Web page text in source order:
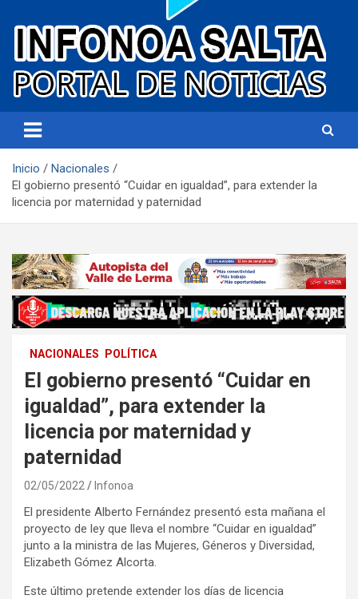
Infonoa Salta
Inicio
Nacionales
El gobierno presentó “Cuidar en igualdad”, para extender la
licencia por maternidad y paternidad
NACIONALES POLÍTICA
El gobierno presentó “Cuidar en
igualdad”, para extender la
licencia por maternidad y
paternidad
02/05/2022 Infonoa
El presidente Alberto Fernández presentó esta mañana el
proyecto de ley que lleva el nombre “Cuidar en igualdad”
junto a la ministra de las Mujeres, Géneros y Diversidad,
Elizabeth Gómez Alcorta.
Este último pretende extender los días de licencia